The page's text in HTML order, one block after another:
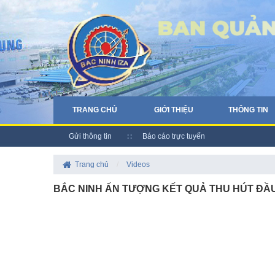
TRANG CHỦ GIỚI THIỆU THÔNG TIN
Gửi thông tin Báo cáo trực tuyến
Trang chủ Videos
BẮC NINH ẤN TƯỢNG KẾT QUẢ THU HÚT